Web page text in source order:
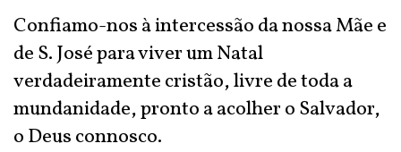
Confiamo-nos à intercessão da nossa Mãe e
de S. José para viver um Natal
verdadeiramente cristão, livre de toda a
mundanidade, pronto a acolher o Salvador,
o Deus connosco.